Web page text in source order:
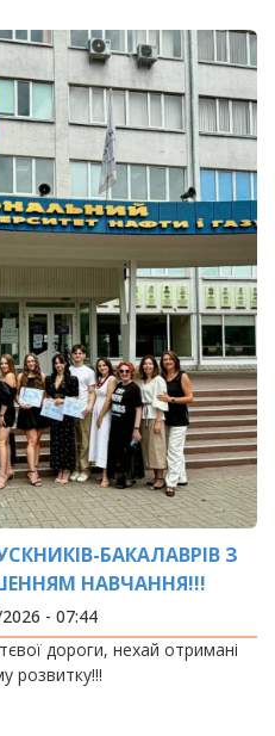
БАКАЛАВРІВ З
НАВЧАННЯ!!!
- 07:44
дороги, нехай отримані
розвитку!!!